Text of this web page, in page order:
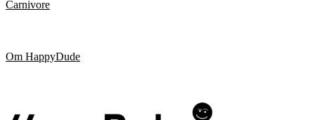
Carnivore
Om HappyDude